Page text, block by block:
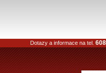
Dotazy a informace na tel.